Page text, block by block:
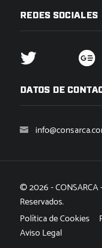
REDES SOCIALES
DATOS DE
© 2026 -
Reservados.
Política de Cookies
Aviso Legal